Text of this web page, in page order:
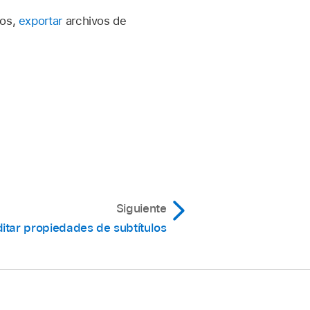
exportararchivos de
Siguiente
propiedades de subtítulos